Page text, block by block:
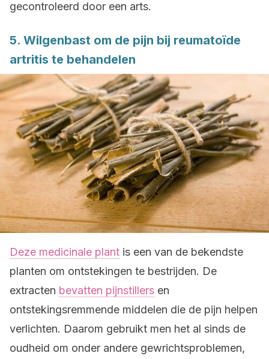
gecontroleerd door een arts.
5. Wilgenbast om de pijn bij reumatoïde
artritis te behandelen
Deze medicinale plant is een van de bekendste
planten om ontstekingen te bestrijden. De
extracten bevatten pijnstillers en
ontstekingsremmende middelen die de pijn helpen
verlichten. Daarom gebruikt men het al sinds de
oudheid om onder andere gewrichtsproblemen,